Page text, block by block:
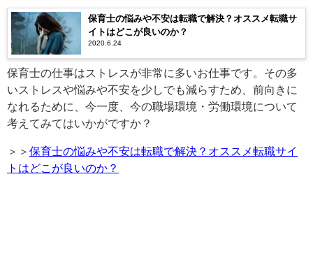
保育士の悩みや不安は転職で解決？オススメ転職サ
イトはどこが良いのか？
2020.6.24
保育士の仕事はストレスが非常に多いお仕事です。その多
いストレスや悩みや不安を少しでも減らすため、前向きに
なれるために、今一度、今の職場環境・労働環境について
考えてみてはいかがですか？
＞＞ 保育士の悩みや不安は転職で解決？オススメ転職サイ
トはどこが良いのか？